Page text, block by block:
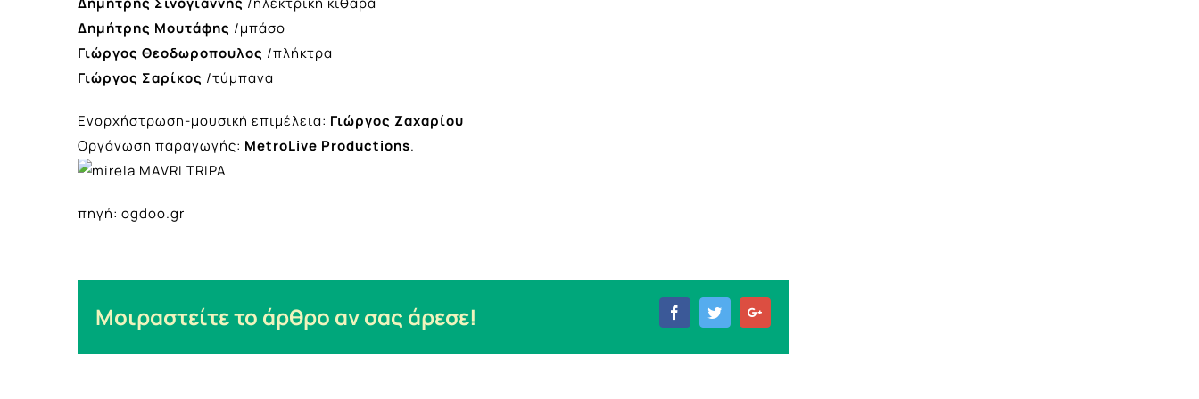
Δημήτρης Μουτάφης /μπάσο
Γιώργος Θεοδωροπουλος /πλήκτρα
Γιώργος Σαρίκος /τύμπανα
Ενορχήστρωση-μουσική επιμέλεια: Γιώργος Ζαχαρίου
Οργάνωση παραγωγής: MetroLive Productions.
πηγή: ogdoo.gr
Μοιραστείτε το άρθρο αν σας άρεσε! FacebookTwitter